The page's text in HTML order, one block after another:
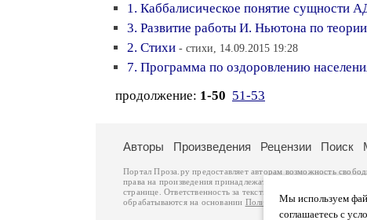
1. Каббалисическое понятие сущности
3. Развитие работы И. Ньютона по
2. Стихи - стихи, 14.09.2015 19:28
7. Программа по оздоровлению
продолжение: 1-50 51-53
Мы используем
соглашаетесь с
Авторы Произведения Рецензии Поиск
Портал Проза.ру предоставляет авторам возможность
права на произведения принадлежат авторам и охраняются
странице. Ответственность за тексты произведений авторы
обрабатываются на основании Политики обработки